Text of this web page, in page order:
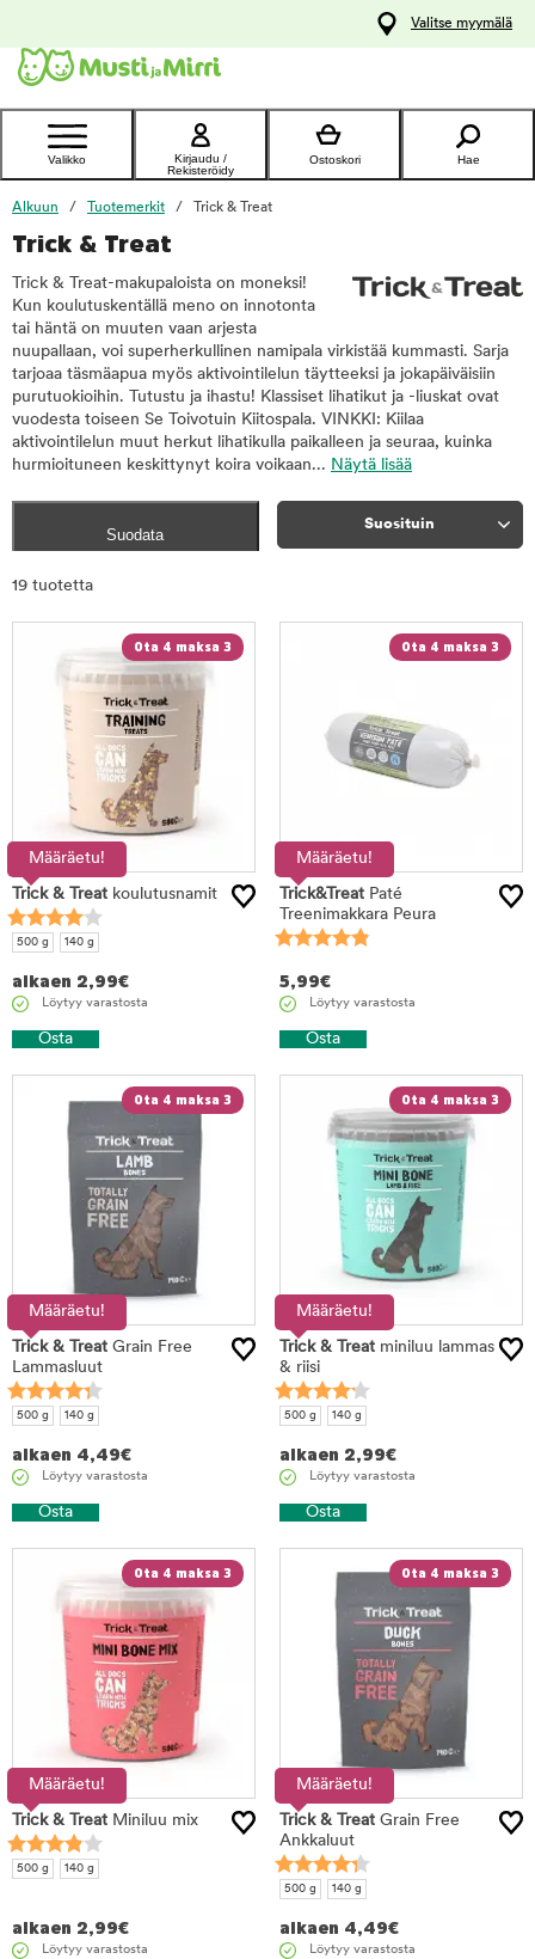
Ota yhteyttä
asiakaspalveluun
Valitse myymälä
Valikko
Kirjaudu /
Rekisteröidy
Ostoskori Hae
Alkuun Tuotemerkit Trick & Treat
Trick & Treat
Trick & Treat-makupaloista on moneksi!
Kun koulutuskentällä meno on innotonta
tai häntä on muuten vaan arjesta
nuupallaan, voi superherkullinen namipala virkistää kummasti. Sarja
tarjoaa täsmäapua myös aktivointilelun täytteeksi ja jokapäiväisiin
purutuokioihin. Tutustu ja ihastu! Klassiset lihatikut ja -liuskat ovat
vuodesta toiseen Se Toivotuin Kiitospala. VINKKI: Kiilaa
aktivointilelun muut herkut lihatikulla paikalleen ja seuraa, kuinka
hurmioituneen keskittynyt koira voikaan... Näytä lisää
Suodata
Suosituin
19 tuotetta
Ota 4 maksa 3
Määräetu!
Trick & Treat koulutusnamit
500 g 140 g
alkaen 2,99€
Löytyy varastosta
Osta
Ota 4 maksa 3
Määräetu!
Trick&Treat Paté
Treenimakkara Peura
5,99€
Löytyy varastosta
Osta
Ota 4 maksa 3
Määräetu!
Trick & Treat Grain Free
Lammasluut
500 g 140 g
alkaen 4,49€
Löytyy varastosta
Osta
Ota 4 maksa 3
Määräetu!
Trick & Treat miniluu lammas
& riisi
500 g 140 g
alkaen 2,99€
Löytyy varastosta
Osta
Ota 4 maksa 3
Määräetu!
Trick & Treat Miniluu mix
500 g 140 g
alkaen 2,99€
Löytyy varastosta
Ota 4 maksa 3
Määräetu!
Trick & Treat Grain Free
Ankkaluut
500 g 140 g
alkaen 4,49€
Löytyy varastosta